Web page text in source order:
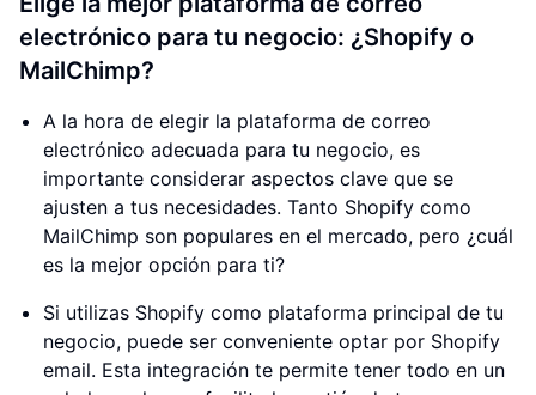
electrónico para tu negocio: ¿Shopify o
MailChimp?
A la hora de elegir la plataforma de correo
electrónico adecuada para tu negocio, es
importante considerar aspectos clave que se
ajusten a tus necesidades. Tanto Shopify como
MailChimp son populares en el mercado, pero ¿cuál
es la mejor opción para ti?
Si utilizas Shopify como plataforma principal de tu
negocio, puede ser conveniente optar por Shopify
email. Esta integración te permite tener todo en un